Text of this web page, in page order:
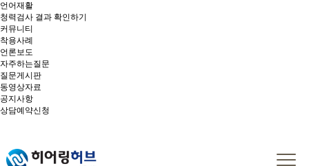
언어재활
청력검사 결과 확인하기
커뮤니티
착용사례
언론보도
자주하는질문
질문게시판
동영상자료
공지사항
상담예약신청